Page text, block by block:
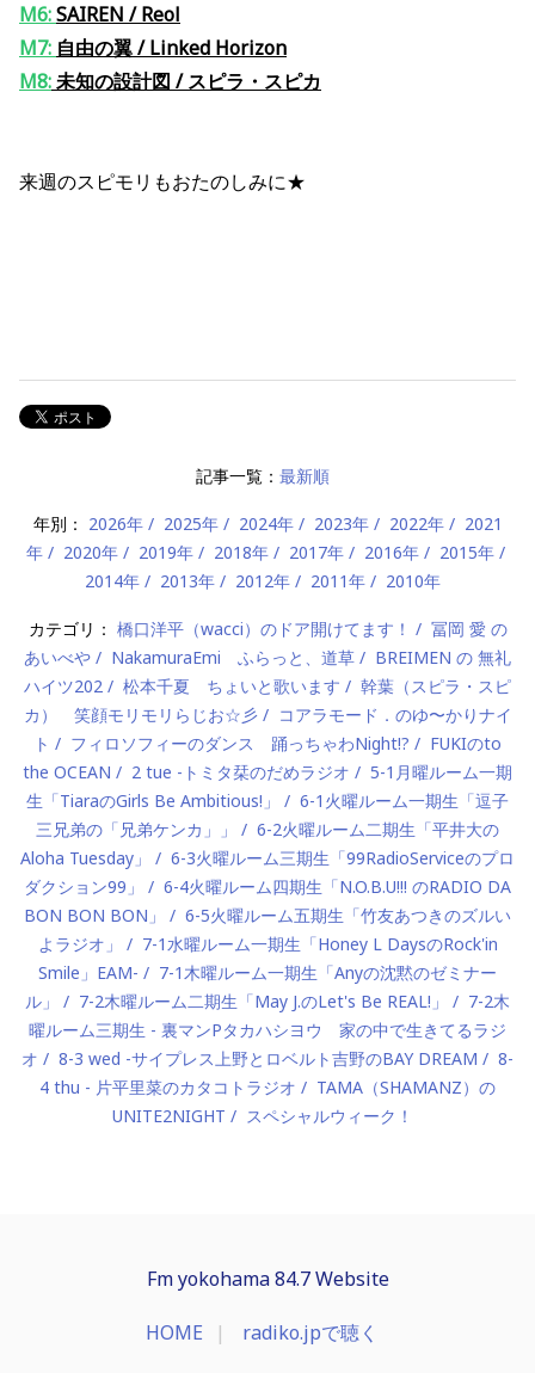
M6:SAIREN / Reol
M7: 自由の翼 / Linked Horizon
M8:未知の設計図 / スピラ・スピカ
来週のスピモリもおたのしみに★
記事一覧： 最新順
年別： 2026年 2025年 2024年 2023年 2022年
2021
年
2020年 2019年 2018年 2017年 2016年
2015年
2014年
2013年 2012年 2011年 2010年
カテゴリ： 橋口洋平（wacci）のドア開けてます！
冨岡 愛 の
あいべや
NakamuraEmi ふらっと、道草
BREIMEN の 無礼
ハイツ202
松本千夏 ちょいと歌います
幹葉（スピラ・スピ
カ） 笑顔モリモリらじお☆彡
コアラモード．のゆ〜かりナイ
ト
フィロソフィーのダンス 踊っちゃわNight!?
FUKIのto
the OCEAN
2 tue -トミタ栞のだめラジオ
5-1月曜ルーム一期
生「TiaraのGirls Be Ambitious!」
6-1火曜ルーム一期生「逗子
三兄弟の「兄弟ケンカ」」
6-2火曜ルーム二期生「平井大の
Aloha Tuesday」
6-3火曜ルーム三期生「99RadioServiceのプロ
ダクション99」
6-4火曜ルーム四期生「N.O.B.U!!! のRADIO DA
BON BON BON」
6-5火曜ルーム五期生「竹友あつきのズルい
よラジオ」
7-1水曜ルーム一期生「Honey L DaysのRock'in
Smile」EAM-
7-1木曜ルーム一期生「Anyの沈黙のゼミナー
ル」
7-2木曜ルーム二期生「May J.のLet's Be REAL!」
7-2木
曜ルーム三期生 - 裏マンPタカハシヨウ 家の中で生きてるラジ
オ
8-3 wed -サイプレス上野とロベルト吉野のBAY DREAM
8-
4 thu - 片平里菜のカタコトラジオ
TAMA（SHAMANZ）の
UNITE2NIGHT
スペシャルウィーク！
Fm yokohama 84.7 Website
HOME radiko.jpで聴く